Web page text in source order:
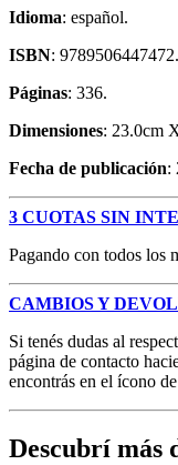
Idioma: español.
ISBN: 9789506447472.
Páginas: 336.
Dimensiones: 23.0cm
Fecha de publicación:
3 CUOTAS SIN
Pagando con todos los
CAMBIOS Y
Si tenés dudas al
página de contacto
encontrás en el ícono
Descubrí más